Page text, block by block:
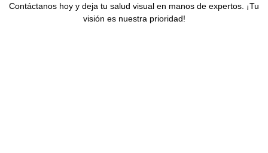
Contáctanos hoy y deja tu salud visual en manos de expertos. ¡Tu
visión es nuestra prioridad!